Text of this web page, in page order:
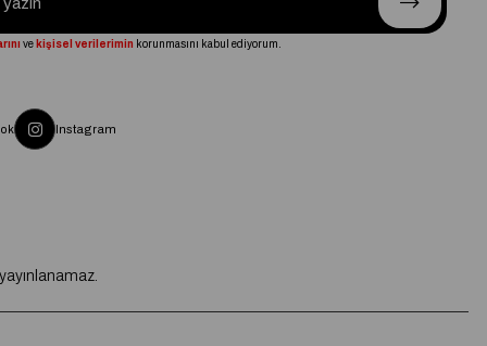
ve kişisel verilerimin korunmasını kabul ediyorum.
Instagram